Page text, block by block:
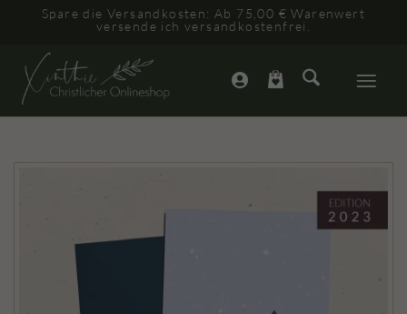
Spare die Versandkosten: Ab 75,00 € Warenwert
versende ich versandkostenfrei.